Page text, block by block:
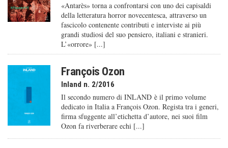
«Antarès» torna a confrontarsi con uno dei capisaldi
della letteratura horror novecentesca, attraverso un
fascicolo contenente contributi e interviste ai più
grandi studiosi del suo pensiero, italiani e stranieri.
L’«orrore» [...]
François Ozon
Inland n. 2/2016
Il secondo numero di INLAND è il primo volume
dedicato in Italia a François Ozon. Regista tra i generi,
firma sfuggente all’etichetta d’autore, nei suoi film
Ozon fa riverberare echi [...]